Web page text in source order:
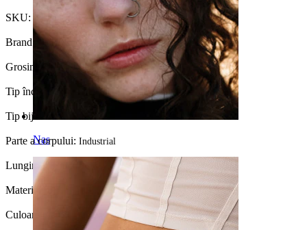
Nas
SKU: Barbell-213
Brand: Bodymod Moments
Grosimea firului:1,6 mm
Tip încuietoare: Filet exterior
Tip bijuterie:
Parte a corpului: Industrial
Lungime:
Material: Oțel chirurgical / Alamă
Culoare piatră: Transparent